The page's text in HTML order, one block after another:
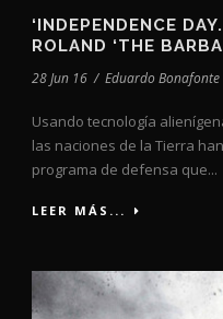
‘INDEPENDENCE
ROLAND ‘THE
28 Jun 16 / Eduardo Bonafonte
Usando tecnología
las naciones de la Tierra
programa de defensa que...
LEER MÁS...